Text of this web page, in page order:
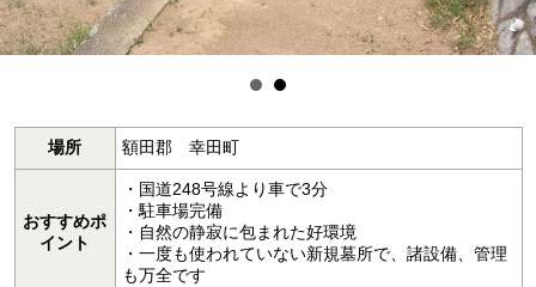
場所 額田郡 幸田町
おすすめポ
イント
・国道248号線より車で3分
・駐車場完備
・自然の静寂に包まれた好環境
・一度も使われていない新規墓所で、諸設備、管理
も万全です